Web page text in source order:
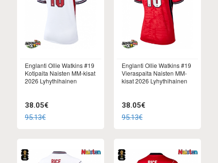
Englanti Ollie Watkins #19
Kotipaita Naisten MM-kisat
2026 Lyhythihainen
38.05€
95.13€
Englanti Ollie Watkins #19
Vieraspaita Naisten MM-
kisat 2026 Lyhythihainen
38.05€
95.13€